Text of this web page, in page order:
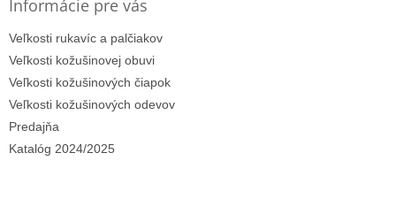
Informácie pre vás
Veľkosti rukavíc a palčiakov
Veľkosti kožušinovej obuvi
Veľkosti kožušinových čiapok
Veľkosti kožušinových odevov
Predajňa
Katalóg 2024/2025